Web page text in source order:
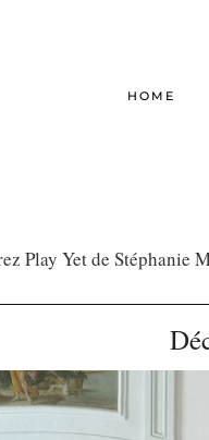
HOME
Play Yet de Stéphanie